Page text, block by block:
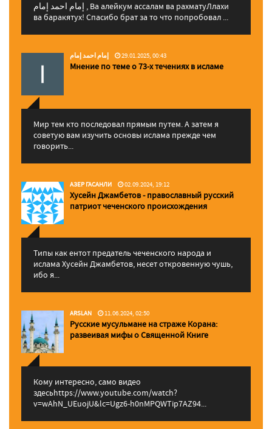
إمام احمد إمام , Ва алейкум ассалам ва рахматуЛлахи
ва баракятух! Спасибо брат за то что попробовал ...
إمام احمد إمام 29.01.2025, 00:43
Мнение по теме о 73-х течениях в исламе
Мир тем кто последовал прямым путем. А затем я
советую вам изучить основы ислама прежде чем
говорить...
АЗЕР ГАСАНЛИ 02.09.2024, 19:12
Хусейн Джамбетов - православный русский
патриот чеченского происхождения
Типы как ентот предатель чеченского народа и
ислама Хусейн Джамбетов, несет откровенную чушь,
ибо я...
ARSLAN 11.06.2024, 02:50
Русские мусульмане на страже Корана:
pазвеивая мифы о Священной Книге
Кому интересно, само видео
здесьhttps://www.youtube.com/watch?
v=wAhN_UEuojU&lc=Ugz6-h0nMPQWTip7AZ94...